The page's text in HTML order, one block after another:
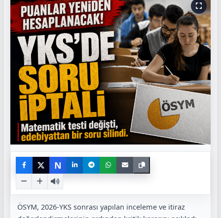
N
ÖSYM, 2026-YKS sonrası yapılan inceleme ve itiraz